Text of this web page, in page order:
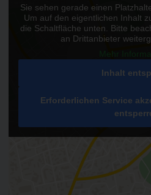
Sie sehen gerade einen
Um auf den eigentlichen Inhalt
die Schaltfläche unten. Bitte
an Drittanbieter
Mehr
Inhalt
Erforderlichen Service